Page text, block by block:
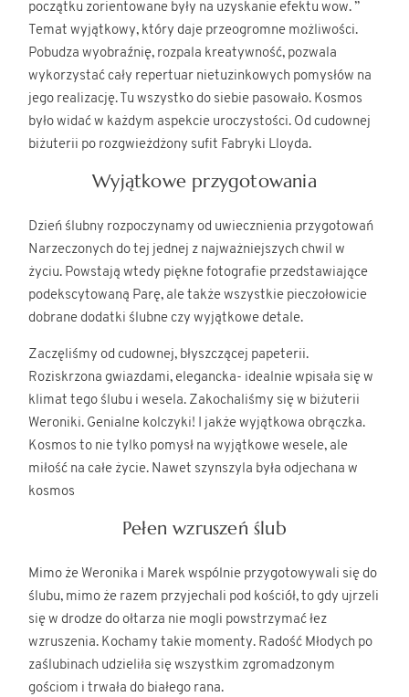
początku zorientowane były na uzyskanie efektu wow. ”
Temat wyjątkowy, który daje przeogromne możliwości.
Pobudza wyobraźnię, rozpala kreatywność, pozwala
wykorzystać cały repertuar nietuzinkowych pomysłów na
jego realizację. Tu wszystko do siebie pasowało. Kosmos
było widać w każdym aspekcie uroczystości. Od cudownej
biżuterii po rozgwieżdżony sufit Fabryki Lloyda.
Wyjątkowe przygotowania
Dzień ślubny rozpoczynamy od uwiecznienia przygotowań
Narzeczonych do tej jednej z najważniejszych chwil w
życiu. Powstają wtedy piękne fotografie przedstawiające
podekscytowaną Parę, ale także wszystkie pieczołowicie
dobrane dodatki ślubne czy wyjątkowe detale.
Zaczęliśmy od cudownej, błyszczącej papeterii.
Roziskrzona gwiazdami, elegancka- idealnie wpisała się w
klimat tego ślubu i wesela. Zakochaliśmy się w biżuterii
Weroniki. Genialne kolczyki! I jakże wyjątkowa obrączka.
Kosmos to nie tylko pomysł na wyjątkowe wesele, ale
miłość na całe życie. Nawet szynszyla była odjechana w
kosmos
Pełen wzruszeń ślub
Mimo że Weronika i Marek wspólnie przygotowywali się do
ślubu, mimo że razem przyjechali pod kościół, to gdy ujrzeli
się w drodze do ołtarza nie mogli powstrzymać łez
wzruszenia. Kochamy takie momenty. Radość Młodych po
zaślubinach udzieliła się wszystkim zgromadzonym
gościom i trwała do białego rana.